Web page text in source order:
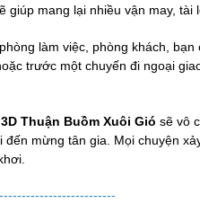
giúp mang lại nhiều vận may, tài
làm việc, phòng khách,
trước một chuyến đi ngoại
Thuận Buồm Xuôi Gió sẽ vô
mừng tân gia. Mọi chuyện